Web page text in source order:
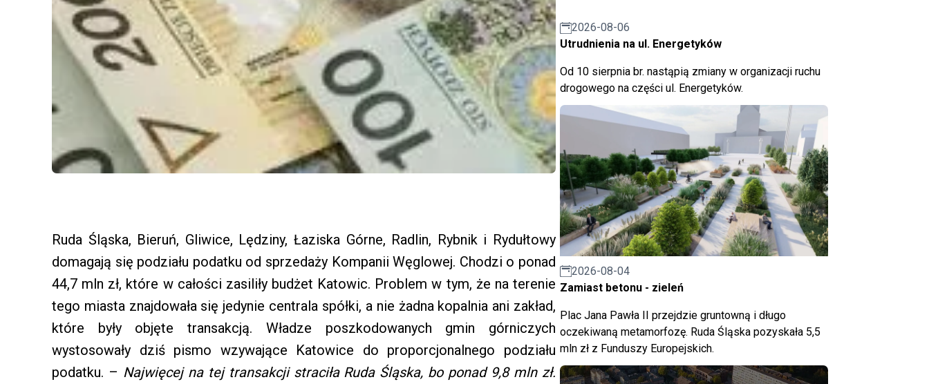
Ruda Śląska, Bieruń, Gliwice, Lędziny, Łaziska Górne, Radlin, Rybnik i Rydułtowy
domagają się podziału podatku od sprzedaży Kompanii Węglowej. Chodzi o ponad
44,7 mln zł, które w całości zasiliły budżet Katowic. Problem w tym, że na terenie
tego miasta znajdowała się jedynie centrala spółki, a nie żadna kopalnia ani zakład,
które były objęte transakcją. Władze poszkodowanych gmin górniczych
wystosowały dziś pismo wzywające Katowice do proporcjonalnego podziału
podatku. – Najwięcej na tej transakcji straciła Ruda Śląska, bo ponad 9,8 mln zł.
2026-08-06
Utrudnienia na ul. Energetyków
Od 10 sierpnia br. nastąpią zmiany w organizacji ruchu
drogowego na części ul. Energetyków.
2026-08-04
Zamiast betonu - zieleń
Plac Jana Pawła II przejdzie gruntowną i długo
oczekiwaną metamorfozę. Ruda Śląska pozyskała 5,5
mln zł z Funduszy Europejskich.